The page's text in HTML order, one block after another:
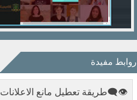
روابط مفيدة
👁‍🗨طريقة تعطيل مانع الاعلانات AdBlock